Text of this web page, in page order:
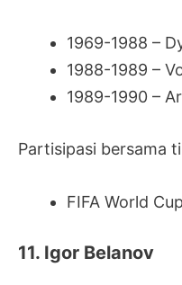
1969-1988 –
1988-1989 –
1989-1990 –
Partisipasi bersama
FIFA World
11. Igor Belanov